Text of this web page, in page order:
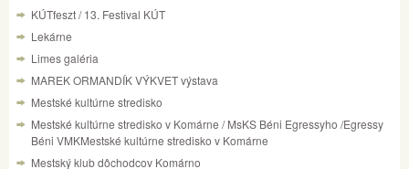
KÚTfeszt / 13. Festival KÚT
Lekárne
Limes galéria
MAREK ORMANDÍK VÝKVET výstava
Mestské kultúrne stredisko
Mestské kultúrne stredisko v Komárne / MsKS Béni Egressyho /Egressy
Béni VMKMestské kultúrne stredisko v Komárne
Mestský klub dôchodcov Komárno